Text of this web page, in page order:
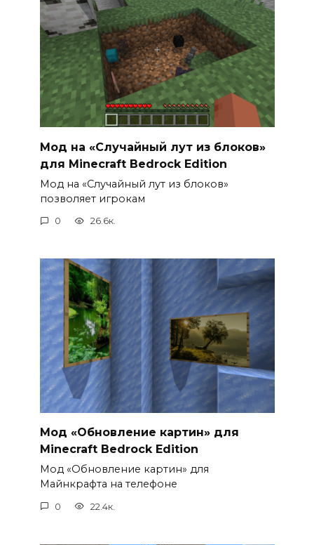
Мод на «Случайный лут из блоков»
для Minecraft Bedrock Edition
Мод на «Случайный лут из блоков»
позволяет игрокам
0 26.6к.
Мод «Обновление картин» для
Minecraft Bedrock Edition
Мод «Обновление картин» для
Майнкрафта на телефоне
0 22.4к.